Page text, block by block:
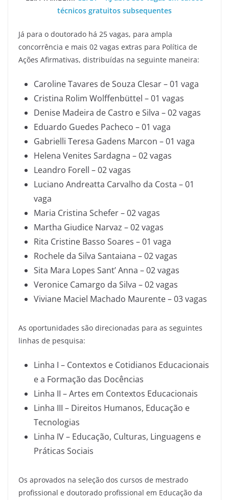
técnicos gratuitos subsequentes
Já para o doutorado há 25 vagas, para ampla
concorrência e mais 02 vagas extras para Política de
Ações Afirmativas, distribuídas na seguinte maneira:
Caroline Tavares de Souza Clesar – 01 vaga
Cristina Rolim Wolffenbüttel – 01 vagas
Denise Madeira de Castro e Silva – 02 vagas
Eduardo Guedes Pacheco – 01 vaga
Gabrielli Teresa Gadens Marcon – 01 vaga
Helena Venites Sardagna – 02 vagas
Leandro Forell – 02 vagas
Luciano Andreatta Carvalho da Costa – 01
vaga
Maria Cristina Schefer – 02 vagas
Martha Giudice Narvaz – 02 vagas
Rita Cristine Basso Soares – 01 vaga
Rochele da Silva Santaiana – 02 vagas
Sita Mara Lopes Sant’ Anna – 02 vagas
Veronice Camargo da Silva – 02 vagas
Viviane Maciel Machado Maurente – 03 vagas
As oportunidades são direcionadas para as seguintes
linhas de pesquisa:
Linha I – Contextos e Cotidianos Educacionais
e a Formação das Docências
Linha II – Artes em Contextos Educacionais
Linha III – Direitos Humanos, Educação e
Tecnologias
Linha IV – Educação, Culturas, Linguagens e
Práticas Sociais
Os aprovados na seleção dos cursos de mestrado
profissional e doutorado profissional em Educação da